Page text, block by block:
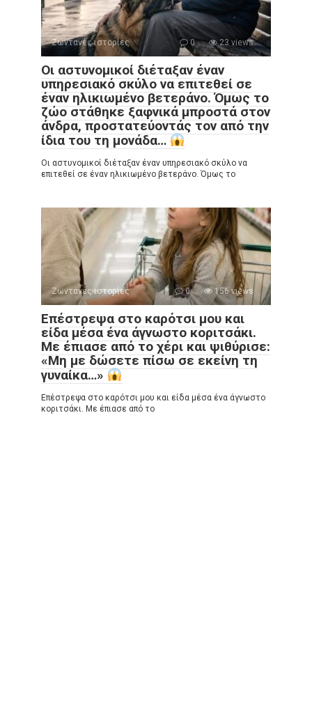
Ζωντανές ιστορίες 0 23 views
Οι αστυνομικοί διέταξαν έναν
υπηρεσιακό σκύλο να επιτεθεί σε
έναν ηλικιωμένο βετεράνο. Όμως το
ζώο στάθηκε ξαφνικά μπροστά στον
άνδρα, προστατεύοντάς τον από την
ίδια του τη μονάδα…
Οι αστυνομικοί διέταξαν έναν υπηρεσιακό σκύλο να
επιτεθεί σε έναν ηλικιωμένο βετεράνο. Όμως το
Ζωντανές ιστορίες 0 156 views
Επέστρεψα στο καρότσι μου και
είδα μέσα ένα άγνωστο κοριτσάκι.
Με έπιασε από το χέρι και ψιθύρισε:
«Μη με δώσετε πίσω σε εκείνη τη
γυναίκα…»
Επέστρεψα στο καρότσι μου και είδα μέσα ένα άγνωστο
κοριτσάκι. Με έπιασε από το